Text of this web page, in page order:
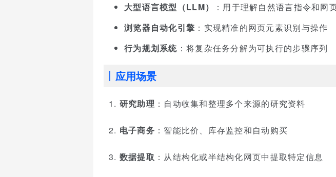
大型语言模型（LLM）
：用于理解自然语言指令和网
浏览器自动化引擎 ：实现精准的网页元素识别与操作
行为规划系统 ：将复杂任务分解为可执行的步骤序列
应用场景
1. 研究助理 ：自动收集和整理多个来源的研究资料
2. 电子商务 ：智能比价、库存监控和自动购买
3. 数据提取 ：从结构化或半结构化网页中提取特定信息